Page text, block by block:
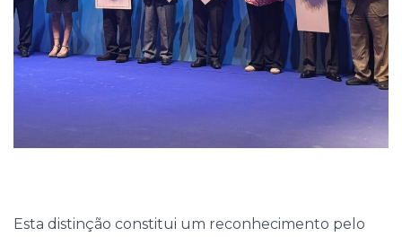
Esta distinção constitui um reconhecimento pelo